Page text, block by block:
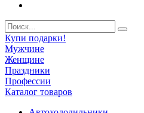
Купи подарки!
Мужчине
Женщине
Праздники
Профессии
Каталог товаров